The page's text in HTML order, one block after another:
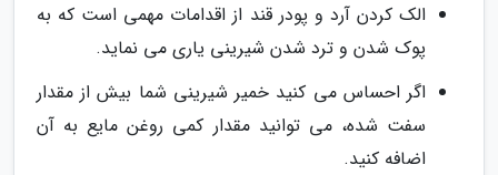
الک کردن آرد و پودر قند از اقدامات مهمی است که به
پوک شدن و ترد شدن شیرینی یاری می نماید.
اگر احساس می کنید خمیر شیرینی شما بیش از مقدار
سفت شده، می توانید مقدار کمی روغن مایع به آن
اضافه کنید.